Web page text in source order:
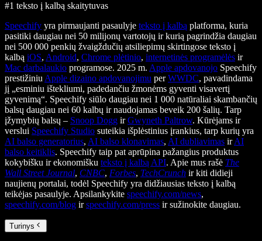
#1 teksto į kalbą skaitytuvas
Speechify yra pirmaujanti pasaulyje teksto į kalbą platforma, kuria
pasitiki daugiau nei 50 milijonų vartotojų ir kurią pagrindžia daugiau
nei 500 000 penkių žvaigždučių atsiliepimų skirtingose teksto į
kalbą iOS, Android, Chrome plėtinio, internetinės programėlės ir
Mac darbalaukio programose. 2025 m. Apple apdovanojo Speechify
prestižiniu Apple dizaino apdovanojimu perWWDC, pavadindama
jį „esminiu ištekliumi, padedančiu žmonėms gyventi visavertį
gyvenimą“. Speechify siūlo daugiau nei 1 000 natūraliai skambančių
balsų daugiau nei 60 kalbų ir naudojamas beveik 200 šalių. Tarp
įžymybių balsų – Snoop Dogg irGwyneth Paltrow. Kūrėjams ir
verslui Speechify Studio suteikia išplėstinius įrankius, tarp kurių yra
AI balso generatorius, AI balso klonavimas, AI dubliavimas irAI
balso keitiklis. Speechify taip pat aprūpina pažangius produktus
kokybišku ir ekonomišku teksto į kalbą API. Apie mus rašė The
Wall Street Journal, CNBC, Forbes, TechCrunch ir kiti didieji
naujienų portalai, todėl Speechify yra didžiausias teksto į kalbą
teikėjas pasaulyje. Apsilankykite speechify.com/news,
speechify.com/blog irspeechify.com/press ir sužinokite daugiau.
Turinys